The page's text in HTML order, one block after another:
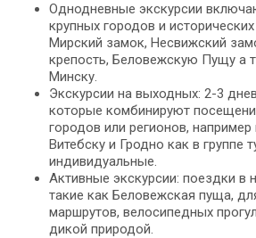
Однодневные экскурсии
крупных городов и
Мирский замок, Несвижский
крепость, Беловежскую Пущу а
Минску.
Экскурсии на выходных: 2-3
которые комбинируют
городов или регионов, например
Витебску и Гродно как в группе
индивидуальные.
Активные экскурсии: поездки в
такие как Беловежская пуща,
маршрутов, велосипедных
дикой природой.